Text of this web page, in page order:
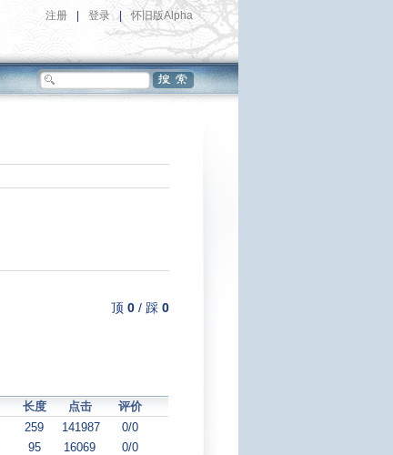
注册 登录 | 怀旧版Alpha
顶 0/ 踩 0
长度 点击 评价
259 141987 0/0
95 16069 0/0